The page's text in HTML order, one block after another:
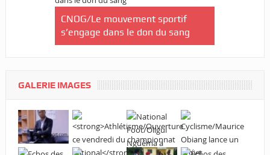
CNOG/Le mouvement sportif
s’engage dans le don du sang
GALERIE IMAGES